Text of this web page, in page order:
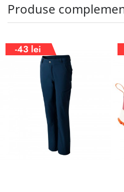
Produse
-43 lei